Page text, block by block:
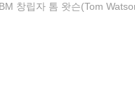
창립자 톰 왓슨(Tom